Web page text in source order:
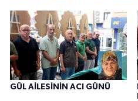
GÜL AİLESİNİN ACI GÜNÜ